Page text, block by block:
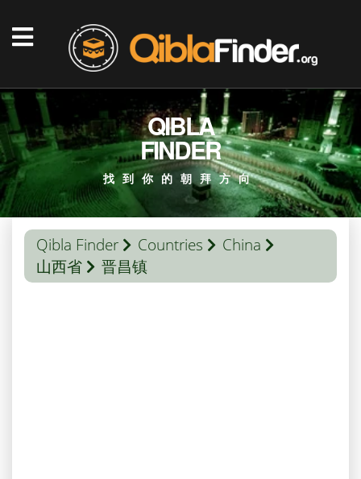
QIBLA
FINDER
找到你的朝拜方向
Qibla Finder Countries
China
山西省
晋昌镇